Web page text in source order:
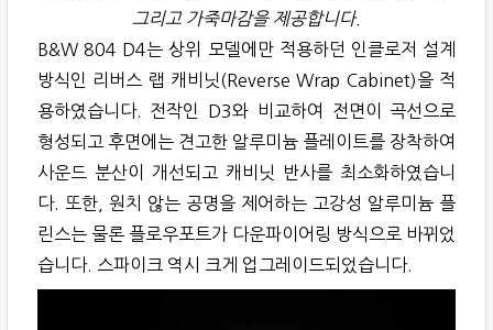
그리고 가죽마감을 제공합니다.
B&W 804 D4는 상위 모델에만 적용하던 인클로저 설계
방식인 리버스 랩 캐비닛(Reverse Wrap Cabinet)을 적
용하였습니다. 전작인 D3와 비교하여 전면이 곡선으로
형성되고 후면에는 견고한 알루미늄 플레이트를 장착하여
사운드 분산이 개선되고 캐비닛 반사를 최소화하였습니
다. 또한, 원치 않는 공명을 제어하는 고강성 알루미늄 플
린스는 물론 플로우포트가 다운파이어링 방식으로 바뀌었
습니다. 스파이크 역시 크게 업그레이드되었습니다.